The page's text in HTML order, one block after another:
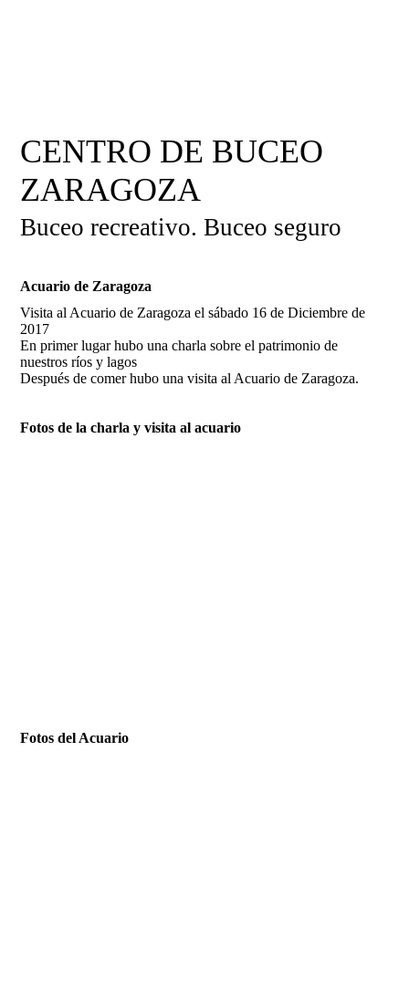
CENTRO DE BUCEO
ZARAGOZA
Buceo recreativo. Buceo seguro
Acuario de Zaragoza
Visita al Acuario de Zaragoza el sábado 16 de Diciembre de
2017
En primer lugar hubo una charla sobre el patrimonio de
nuestros ríos y lagos
Después de comer hubo una visita al Acuario de Zaragoza.
Fotos de la charla y visita al acuario
Fotos del Acuario